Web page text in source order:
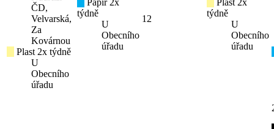
ČD,
Velvarská,
Za
Kovárnou
Plast 2x týdně
U
Obecního
úřadu
Papír 2x
týdně
U
Obecního
úřadu
12
Plast 2x
týdně
U
Obecního
úřadu